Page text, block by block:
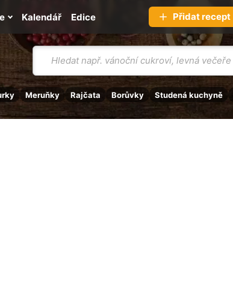
Vyhledávání
Meruňky Rajčata Borůvky Studená kuchyně
Kalendář Edice Přidat recept